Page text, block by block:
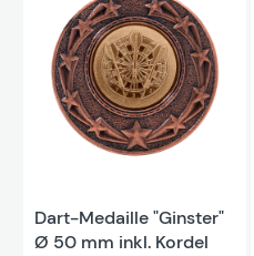
Dart-Medaille "Ginster"
Ø 50 mm inkl. Kordel